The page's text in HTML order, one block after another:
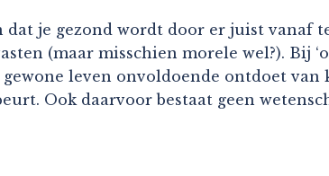
je gezond wordt door er juist vanaf
(maar misschien morele wel?). Bij
leven onvoldoende ontdoet van
Ook daarvoor bestaat geen